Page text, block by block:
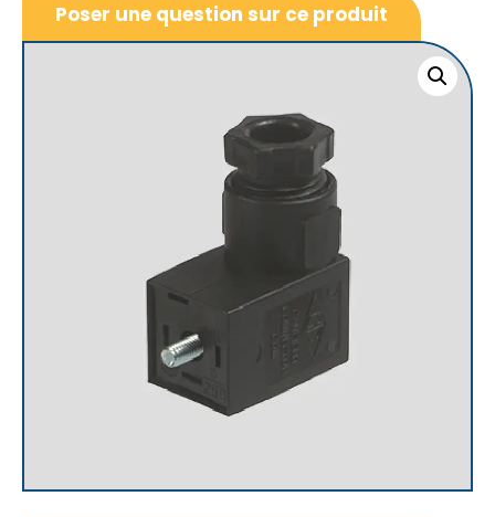
Poser une question sur ce produit